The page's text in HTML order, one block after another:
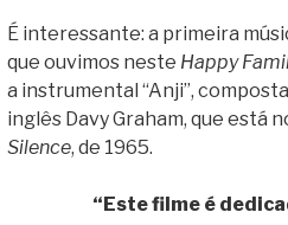
É interessante: a primeira
que ouvimos neste Happy
a instrumental “Anji”,
inglês Davy Graham, que está
Silence, de 1965.
“Este filme é